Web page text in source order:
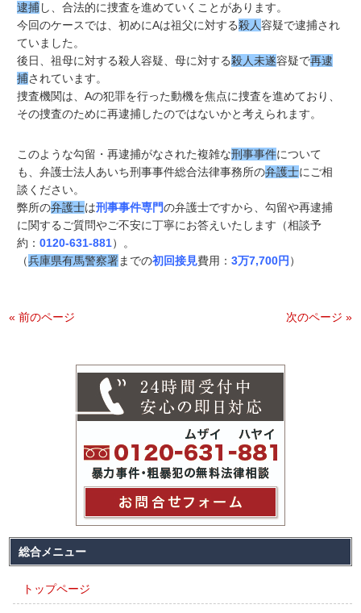
逮捕し、合法的に捜査を進めていくことがあります。
今回のケースでは、初めにAは祖父に対する殺人容疑で逮捕され
ていました。
後日、祖母に対する殺人容疑、母に対する殺人未遂容疑で再逮
捕されています。
捜査機関は、Aの犯罪を行った動機を焦点に捜査を進めており、
その捜査のために再逮捕したのではないかと考えられます。
このような勾留・再逮捕がなされた複雑な刑事事件について
も、弁護士法人あいち刑事事件総合法律事務所の弁護士にご相
談ください。
弊所の弁護士は刑事事件専門の弁護士ですから、勾留や再逮捕
に関するご質問やご不安に丁寧にお答えいたします（相談予
約：0120-631-881）。
（兵庫県有馬警察署までの初回接見費用：3万7,700円 ）
« 前のページ 次のページ »
総合メニュー
トップページ